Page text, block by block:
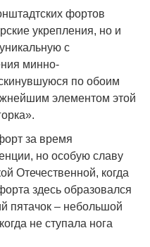
фортов
укрепления, но и
с
минно-
по обоим
элементом этой
за время
но особую славу
Отечественной, когда
здесь образовался
пятачок – небольшой
не ступала нога